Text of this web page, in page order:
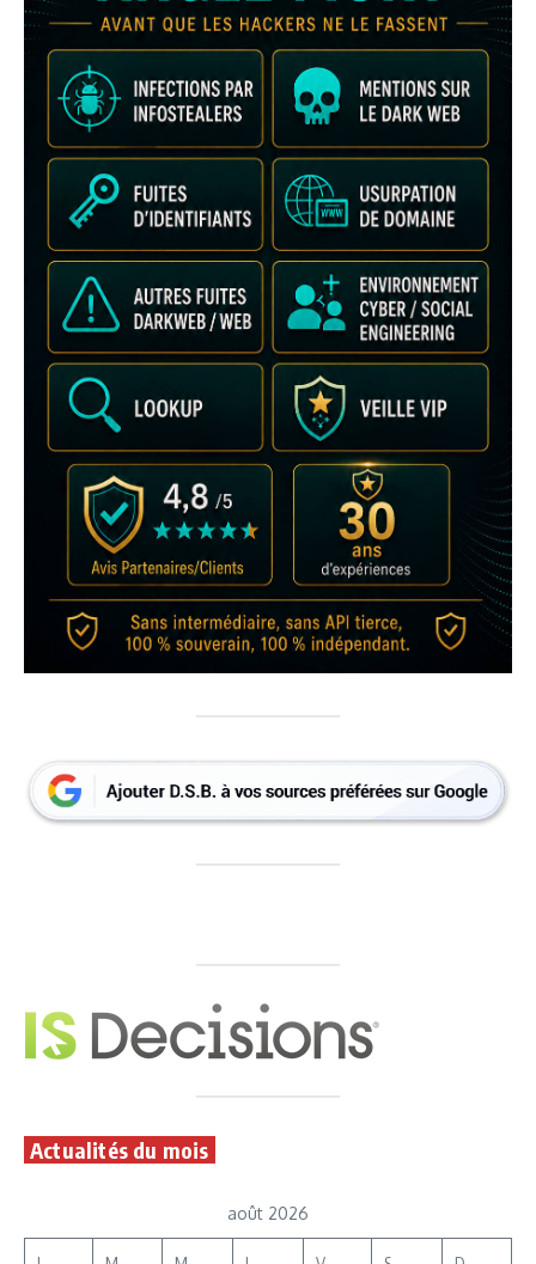
Actualités du mois
août 2026